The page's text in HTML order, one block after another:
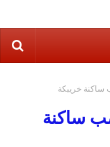
خريبكة
ساكنة